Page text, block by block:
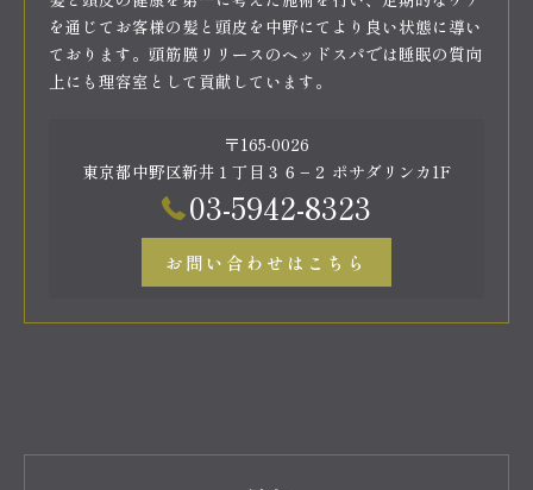
を通じてお客様の髪と頭皮を中野にてより良い状態に導い
ております。頭筋膜リリースのヘッドスパでは睡眠の質向
上にも理容室として貢献しています。
〒165-0026
東京都中野区新井１丁目３６−２ ポサダリンカ1F
03-5942-8323
お問い合わせはこちら